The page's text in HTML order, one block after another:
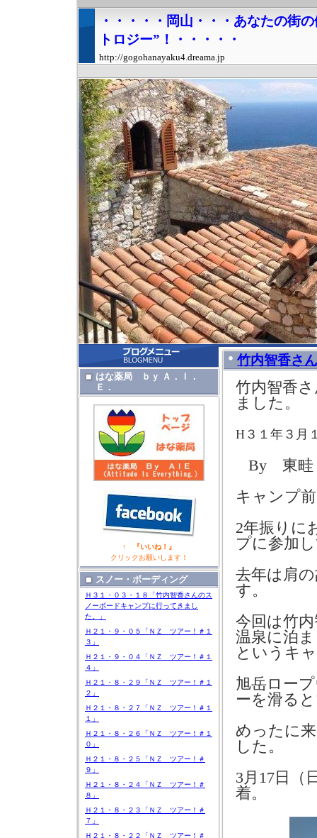
・・・・・岡山・・・あなたの街
トロジー”！・・・・・
http://gogohanayaku4.dreama.jp
はな薬局 ｂｙ Ａ．Ｉ．
Ｅ．
↑ 『いいね！』
クリックお願いします！
スノー・ボーディング
Ｈ３１・０３・１８「竹内智香さんのス
ノーボードキャンプに行ってきまし
た。」
Ｈ２１・９・０５「ＮＺ ツアー！＃１
３」
Ｈ２１・９・０４「ＮＺ ツアー！＃１
４」
Ｈ２１・８・２９「ＮＺ ツアー！＃１
２」
Ｈ２１・８・２７「ＮＺ ツアー！＃１
１」
Ｈ２１・８・２６「ＮＺ ツアー！＃１
０」
Ｈ２１・８・２５「ＮＺ ツアー！＃
９」
Ｈ２１・８・２４「ＮＺ ツアー！＃
８」
Ｈ２１・８・２３「ＮＺ ツアー！＃
７」
Ｈ２１・８・２２「ＮＺ ツアー！＃
竹内智香さ
竹内智香
ました。
H３１年３月
By
キャンプ
2年振りに
プに参加
去年は肩
す。
今回は竹
温泉に泊
というキ
旭岳ロー
ーを滑る
めったに
した。
3 月 17日（
着。